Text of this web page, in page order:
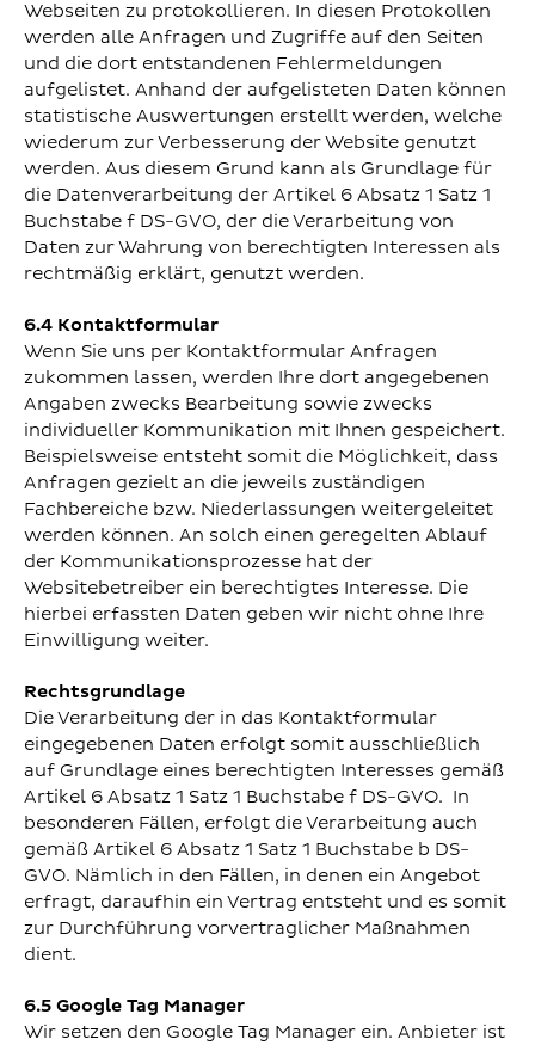
Webseiten zu protokollieren. In diesen Protokollen
werden alle Anfragen und Zugriffe auf den Seiten
und die dort entstandenen Fehlermeldungen
aufgelistet. Anhand der aufgelisteten Daten können
statistische Auswertungen erstellt werden, welche
wiederum zur Verbesserung der Website genutzt
werden. Aus diesem Grund kann als Grundlage für
die Datenverarbeitung der Artikel 6 Absatz 1 Satz 1
Buchstabe f DS-GVO, der die Verarbeitung von
Daten zur Wahrung von berechtigten Interessen als
rechtmäßig erklärt, genutzt werden.
6.4 Kontaktformular
Wenn Sie uns per Kontaktformular Anfragen
zukommen lassen, werden Ihre dort angegebenen
Angaben zwecks Bearbeitung sowie zwecks
individueller Kommunikation mit Ihnen gespeichert.
Beispielsweise entsteht somit die Möglichkeit, dass
Anfragen gezielt an die jeweils zuständigen
Fachbereiche bzw. Niederlassungen weitergeleitet
werden können. An solch einen geregelten Ablauf
der Kommunikationsprozesse hat der
Websitebetreiber ein berechtigtes Interesse. Die
hierbei erfassten Daten geben wir nicht ohne Ihre
Einwilligung weiter.
Rechtsgrundlage
Die Verarbeitung der in das Kontaktformular
eingegebenen Daten erfolgt somit ausschließlich
auf Grundlage eines berechtigten Interesses gemäß
Artikel 6 Absatz 1 Satz 1 Buchstabe f DS-GVO. In
besonderen Fällen, erfolgt die Verarbeitung auch
gemäß Artikel 6 Absatz 1 Satz 1 Buchstabe b DS-
GVO. Nämlich in den Fällen, in denen ein Angebot
erfragt, daraufhin ein Vertrag entsteht und es somit
zur Durchführung vorvertraglicher Maßnahmen
dient.
6.5 Google Tag Manager
Wir setzen den Google Tag Manager ein. Anbieter ist